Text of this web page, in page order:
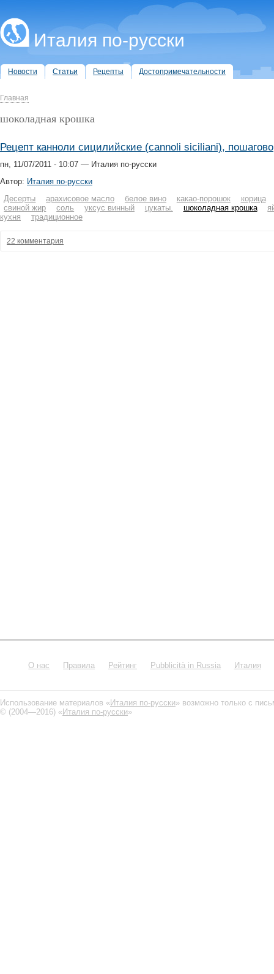
Италия по-русски
Новости Статьи Рецепты Достопримечательности
Главная
шоколадная крошка
Рецепт канноли сицилийские (cannoli siciliani),
пн, 11/07/2011 - 10:07 — Италия по-русски
Автор: Италия по-русски
Десерты
арахисовое масло белое вино какао-порошок
корица
свиной жир
соль уксус винный цукаты. шоколадная крошка
кухня
традиционное
22 комментария
О нас Правила Рейтинг Pubblicità in Russia Италия
Использование материалов «Италия по-русски» возможно только с
© (2004—2016) «Италия по-русски»